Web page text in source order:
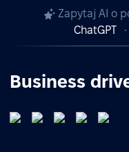
Zapytaj AI o
ChatGPT
Business